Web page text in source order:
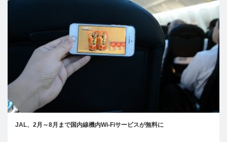
JAL、2月～8月まで国内線機内Wi-Fiサービスが無料に